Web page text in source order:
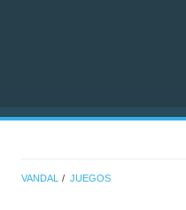
VANDAL JUEGOS